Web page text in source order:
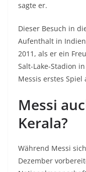
sagte er.
Dieser Besuch in
Aufenthalt in
2011, als er ein
Salt-Lake-Stadion
Messis erstes
Messi
Kerala?
Während Messi
Dezember